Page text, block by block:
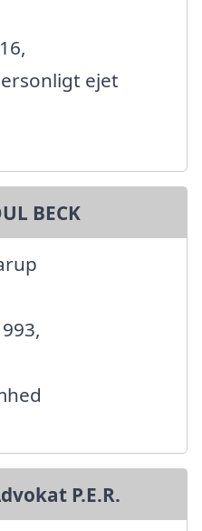
ejet
BECK
P.E.R.